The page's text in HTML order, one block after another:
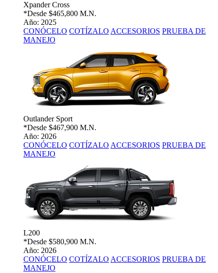
Xpander Cross
*Desde $465,800 M.N.
Año: 2025
CONÓCELO COTÍZALO ACCESORIOS PRUEBA DE
MANEJO
Outlander Sport
*Desde $467,900 M.N.
Año: 2026
CONÓCELO COTÍZALO ACCESORIOS PRUEBA DE
MANEJO
L200
*Desde $580,900 M.N.
Año: 2026
CONÓCELO COTÍZALO ACCESORIOS PRUEBA DE
MANEJO